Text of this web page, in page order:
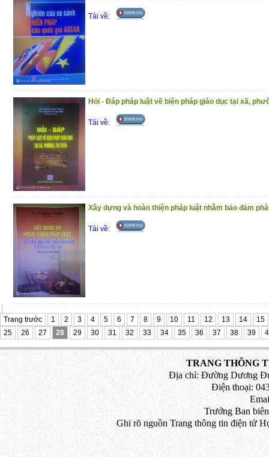
Tải về:
Hỏi - Đáp pháp luật về biện pháp giáo dục tại xã,
Tải về:
Xây dựng và hoàn thiện pháp luật nhằm bảo đảm
Tải về:
Trang trước 1 2 3 4 5 6 7 8 9 10 11 12 13 14
15
25
26 27 28 29 30 31 32 33 34 35 36 37 38 39
TRANG THÔNG
Địa chỉ: Đường Dương
Điện thoại:
Trưởng Ban
Ghi rõ nguồn Trang thông tin điện tử